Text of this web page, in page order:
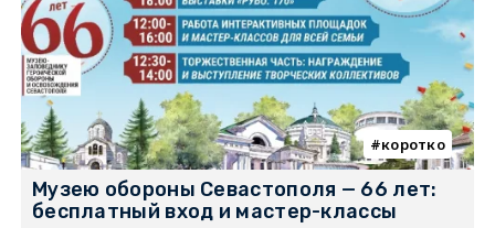
коротко
Музею обороны Севастополя — 66 лет:
бесплатный вход и мастер-классы